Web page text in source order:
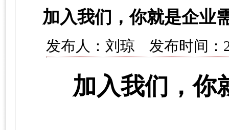
加入我们，你就是企
发布人：刘琼 发布时间：
加入我们，你